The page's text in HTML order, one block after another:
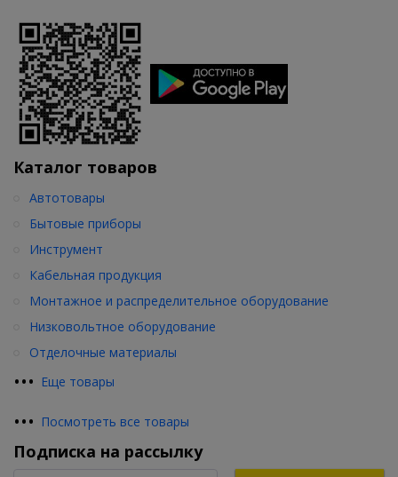
Каталог товаров
••• Еще товары
Автотовары
Бытовые приборы
Инструмент
Кабельная продукция
Монтажное и распределительное оборудование
Низковольтное оборудование
Отделочные материалы
••• Посмотреть все товары
Подписка на рассылку